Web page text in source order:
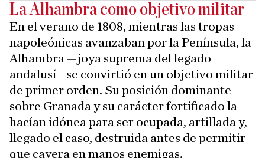
La Alhambra como objetivo militar
En el verano de 1808, mientras las tropas
napoleónicas avanzaban por la Península, la
Alhambra —joya suprema del legado
andalusí—se convirtió en un objetivo militar
de primer orden. Su posición dominante
sobre Granada y su carácter fortificado la
hacían idónea para ser ocupada, artillada y,
llegado el caso, destruida antes de permitir
que cayera en manos enemigas.